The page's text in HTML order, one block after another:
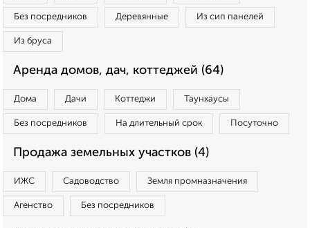
Без посредников Деревянные Из сип панелей
Из бруса
Аренда домов, дач, коттеджей (64)
Дома Дачи Коттеджи Таунхаусы
Без посредников На длительный срок Посуточно
Продажа земельных участков (4)
ИЖС Садоводство Земля промназначения
Агенство Без посредников